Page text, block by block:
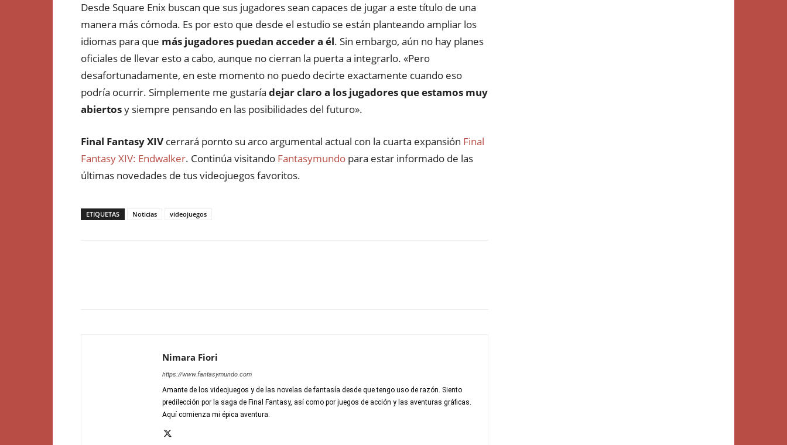
Desde Square Enix buscan que sus jugadores sean capaces de jugar a este título de una
manera más cómoda. Es por esto que desde el estudio se están planteando ampliar los
idiomas para que más jugadores puedan acceder a él. Sin embargo, aún no hay planes
oficiales de llevar esto a cabo, aunque no cierran la puerta a integrarlo. «Pero
desafortunadamente, en este momento no puedo decirte exactamente cuando eso
podría ocurrir. Simplemente me gustaría dejar claro a los jugadores que estamos muy
abiertosy siempre pensando en las posibilidades del futuro».
Final Fantasy XIV cerrará pornto su arco argumental actual con la cuarta expansión Final
Fantasy XIV: Endwalker. Continúa visitando Fantasymundo para estar informado de las
últimas novedades de tus videojuegos favoritos.
ETIQUETAS Noticias videojuegos
Nimara Fiori
https://www.fantasymundo.com
Amante de los videojuegos y de las novelas de fantasía desde que tengo uso de razón. Siento
predilección por la saga de Final Fantasy, así como por juegos de acción y las aventuras gráficas.
Aquí comienza mi épica aventura.